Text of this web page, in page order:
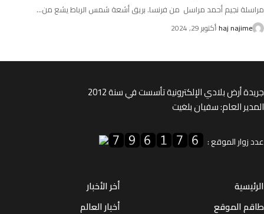
نجيم أحمد مراسل من فرنسا. بريق أشعة شمس الرباط يشع من …
haj najimeأكتوبر 29, 2024
أرض بلادي الإلكترونية تأسست في سنة 2012
العام: سفيان بلغيت
الموقع :
الموقع
أخر الأخبار
أخبار العالم